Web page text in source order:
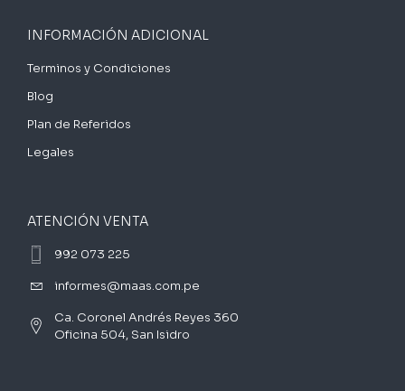
INFORMACIÓN ADICIONAL
Terminos y Condiciones
Blog
Plan de Referidos
Legales
ATENCIÓN VENTA
992 073 225
informes@maas.com.pe
Ca. Coronel Andrés Reyes 360
Oficina 504, San Isidro